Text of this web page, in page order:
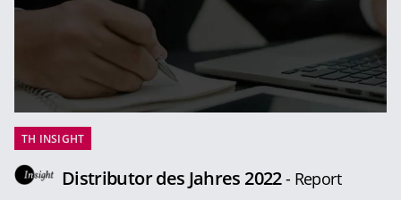
TH INSIGHT
Distributor des Jahres 2022- Report